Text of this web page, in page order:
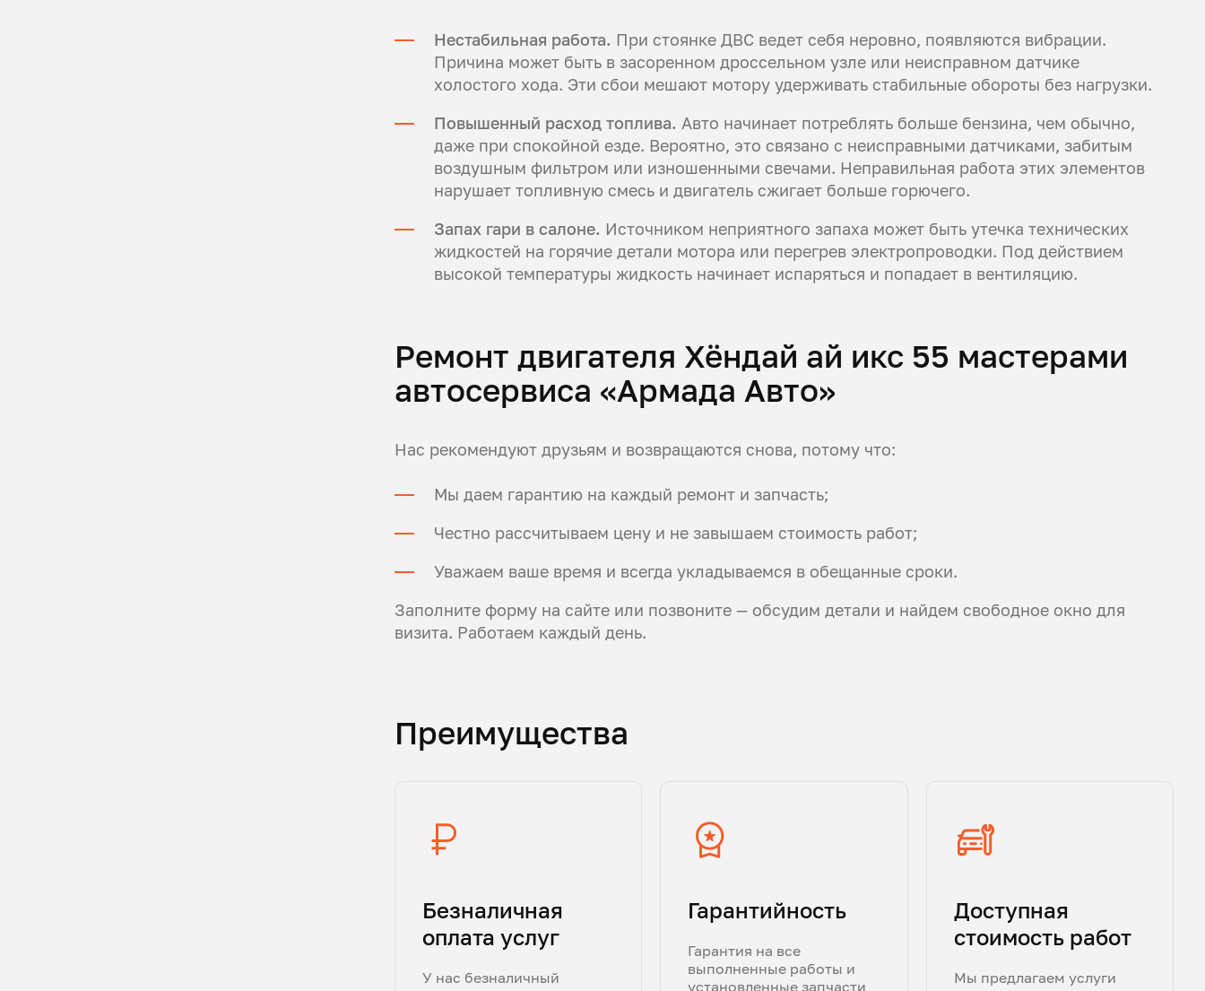
Нестабильная работа. При стоянке ДВС ведет себя неровно, появляются вибрации.
Причина может быть в засоренном дроссельном узле или неисправном датчике
холостого хода. Эти сбои мешают мотору удерживать стабильные обороты без нагрузки.
Повышенный расход топлива. Авто начинает потреблять больше бензина, чем обычно,
даже при спокойной езде. Вероятно, это связано с неисправными датчиками, забитым
воздушным фильтром или изношенными свечами. Неправильная работа этих элементов
нарушает топливную смесь и двигатель сжигает больше горючего.
Запах гари в салоне. Источником неприятного запаха может быть утечка технических
жидкостей на горячие детали мотора или перегрев электропроводки. Под действием
высокой температуры жидкость начинает испаряться и попадает в вентиляцию.
Ремонт двигателя Хёндай ай икс 55 мастерами
автосервиса «Армада Авто»
Нас рекомендуют друзьям и возвращаются снова, потому что:
Мы даем гарантию на каждый ремонт и запчасть;
Честно рассчитываем цену и не завышаем стоимость работ;
Уважаем ваше время и всегда укладываемся в обещанные сроки.
Заполните форму на сайте или позвоните — обсудим детали и найдем свободное окно для
визита. Работаем каждый день.
Преимущества
Безналичная
оплата услуг
У нас безналичный
Гарантийность
Гарантия на все
выполненные работы и
установленные запчасти
Доступная
стоимость работ
Мы предлагаем услуги